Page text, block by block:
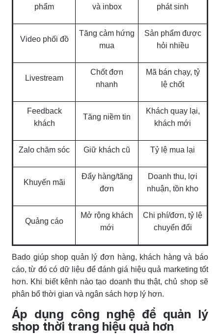
phẩm
và inbox
phát sinh
Video phối đồ
Tăng cảm hứng
mua
Sản phẩm được
hỏi nhiều
Livestream
Chốt đơn
nhanh
Mã bán chạy, tỷ
lệ chốt
Feedback
khách
Tăng niềm tin
Khách quay lại,
khách mới
Zalo chăm sóc Giữ khách cũ Tỷ lệ mua lại
Khuyến mãi
Đẩy hàng/tăng
đơn
Doanh thu, lợi
nhuận, tồn kho
Quảng cáo
Mở rộng khách
mới
Chi phí/đơn, tỷ lệ
chuyển đổi
Bado giúp shop quản lý đơn hàng, khách hàng và báo
cáo, từ đó có dữ liệu để đánh giá hiệu quả marketing tốt
hơn. Khi biết kênh nào tạo doanh thu thật, chủ shop sẽ
phân bổ thời gian và ngân sách hợp lý hơn.
Áp dụng công nghệ để quản lý
shop thời trang hiệu quả hơn